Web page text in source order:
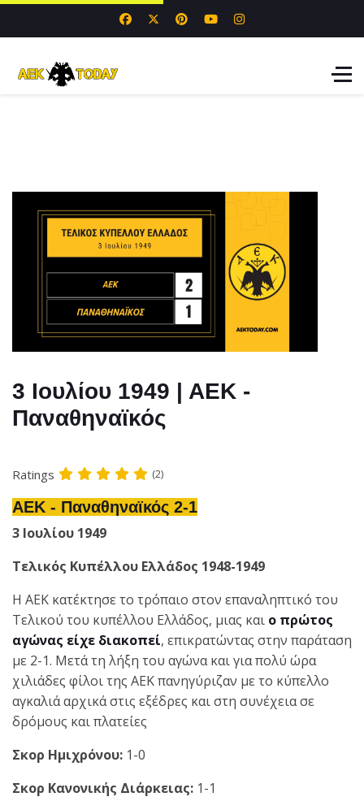
3 Ιουλίου 1949 | ΑΕΚ -
Παναθηναϊκός
Ratings (2)
ΑΕΚ - Παναθηναϊκός 2-1
3 Ιουλίου 1949
Τελικός Κυπέλλου Ελλάδος 1948-1949
Η ΑΕΚ κατέκτησε το τρόπαιο στον επαναληπτικό του
Τελικού του κυπέλλου Ελλάδος, μιας και ο πρώτος
αγώνας είχε διακοπεί, επικρατώντας στην παράταση
με 2-1. Μετά τη λήξη του αγώνα και για πολύ ώρα
χιλιάδες φίλοι της ΑΕΚ πανηγύριζαν με το κύπελλο
αγκαλιά αρχικά στις εξέδρες και στη συνέχεια σε
δρόμους και πλατείες
Σκορ Ημιχρόνου: 1-0
Σκορ Κανονικής Διάρκειας: 1-1